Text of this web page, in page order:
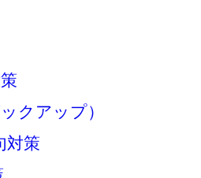
クアップ）
対策